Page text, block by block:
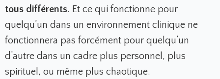
tous différents. Et ce qui fonctionne pour
quelqu’un dans un environnement clinique ne
fonctionnera pas forcément pour quelqu’un
d’autre dans un cadre plus personnel, plus
spirituel, ou même plus chaotique.